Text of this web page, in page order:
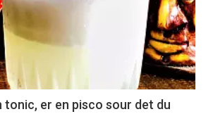
tonic, er en pisco sour det du